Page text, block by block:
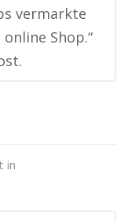
vermarkte
Shop.“
in